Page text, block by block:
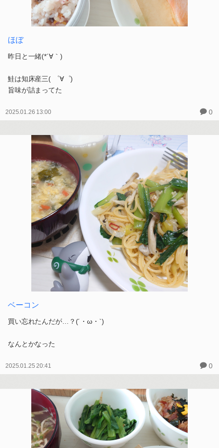
ほぼ
昨日と一緒(*´∀｀)
鮭は知床産三( ゜∀゜)
旨味が詰まってた
2025.01.26 13:00 0
ベーコン
買い忘れたんだが…？(´・ω・`)
なんとかなった
2025.01.25 20:41 0